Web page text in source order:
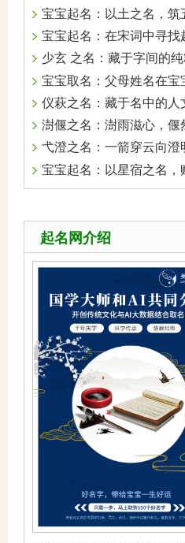
宝宝起名：以土之名，筑
宝宝起名：在宋词中寻找
少玄 之名：藏于字间的
宝宝取名：父母姓名在宝
仪萩之名：藏于名中的人
澍偃之名：澍雨滋心，偃
弋澄之名：一箭穿云向澄
宝宝起名：以星宿之名，
起名网介绍